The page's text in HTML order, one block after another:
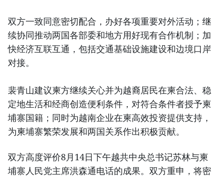
双方一致同意密切配合，办好各项重要对外活动；继
续协同推动两国各部委和地方用好现有合作机制；加
快经济互联互通，包括交通基础设施建设和边境口岸
对接。
裴青山建议柬方继续关心并为越裔居民在柬合法、稳
定地生活和经商创造便利条件，对符合条件者授予柬
埔寨国籍；同时为越南企业在柬高效投资提供支持，
为柬埔寨繁荣发展和两国关系作出积极贡献。
双方高度评价8月14日下午越共中央总书记苏林与柬
埔寨人民党主席洪森通电话的成果。双方重申，将密